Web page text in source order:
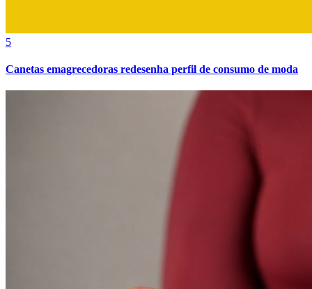
Cruzeiro
5
Canetas emagrecedoras redesenha perfil de consumo de moda